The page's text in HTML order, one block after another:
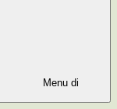
Menu di